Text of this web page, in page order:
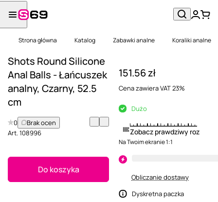
Strona główna Katalog Zabawki analne Koraliki analne
Shots Round Silicone
Anal Balls - Łańcuszek
analny, Czarny, 52.5
cm
0
Brak ocen
Art.108996
Do koszyka
151.56 zł
Cena zawiera VAT 23%
Dużo
Zobacz prawdziwy rozmiar
Na Twoim ekranie 1:1
Obliczanie dostawy
Dyskretna paczka